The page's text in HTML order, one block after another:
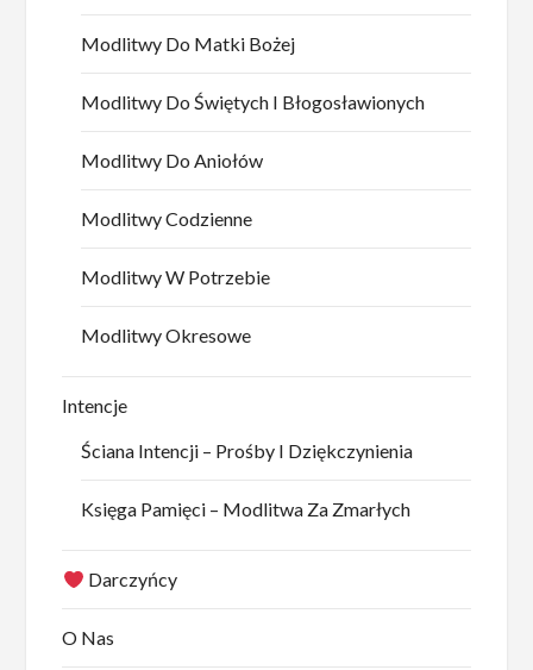
Modlitwy Do Matki Bożej
Modlitwy Do Świętych I Błogosławionych
Modlitwy Do Aniołów
Modlitwy Codzienne
Modlitwy W Potrzebie
Modlitwy Okresowe
Intencje
Ściana Intencji – Prośby I Dziękczynienia
Księga Pamięci – Modlitwa Za Zmarłych
Darczyńcy
O Nas